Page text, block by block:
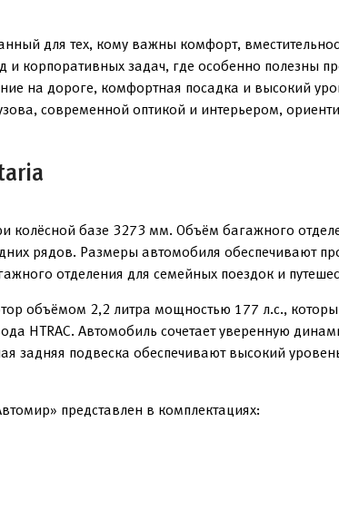
для тех, кому важны комфорт,
корпоративных задач, где особенно полезны
на дороге, комфортная посадка и высокий
современной оптикой и интерьером,
базе 3273 мм. Объём багажного
рядов. Размеры автомобиля обеспечивают
отделения для семейных поездок и
объёмом 2,2 литра мощностью 177 л.с.,
HTRAC. Автомобиль сочетает уверенную
задняя подвеска обеспечивают высокий
представлен в комплектациях: